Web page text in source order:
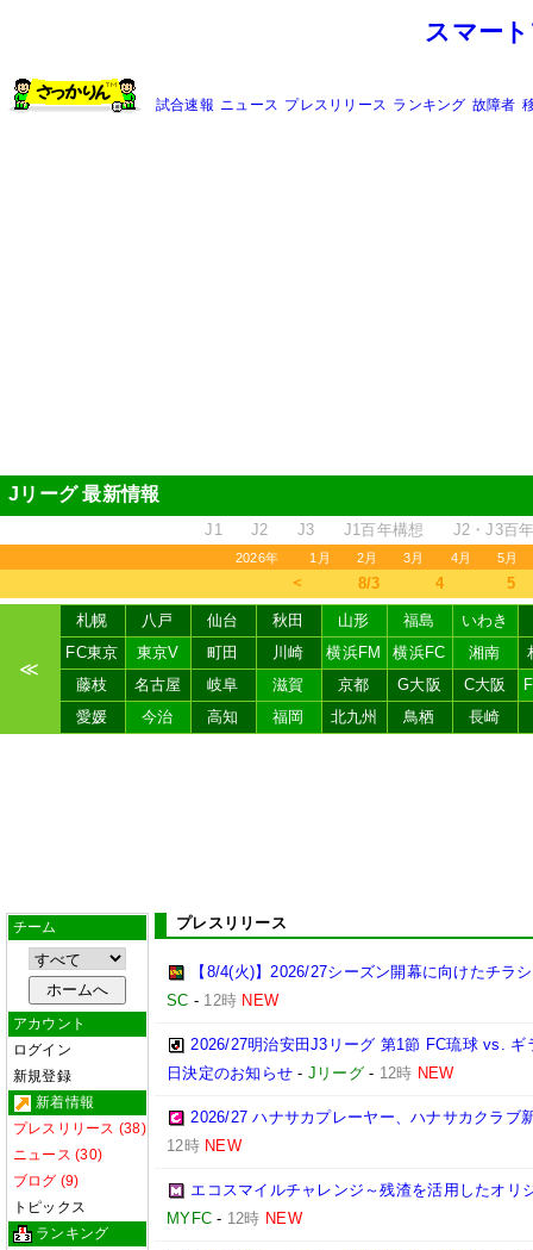
スマー
試合速報 ニュース プレスリリース ランキング 故障者
Jリーグ 最新情報
J1 J2 J3 J1百年構想 J2・J3百
2026年 1月 2月 3月 4月 5月
＜ 8/3 4 5
≪
札幌 八戸 仙台 秋田 山形 福島
いわき
FC東京
東京V 町田 川崎 横浜FM 横浜FC 湘南
藤枝
名古屋 岐阜 滋賀 京都 G大阪 C大阪
愛媛
今治 高知 福岡 北九州 鳥栖 長崎
チーム
アカウント
ログイン
新規登録
新着情報
プレスリリース (38)
ニュース (30)
ブログ (9)
トピックス
ランキング
プレスリリース
【8/4(火)】2026/27シーズン開幕に向けたチラ
SC - 12時 NEW
2026/27明治安田J3リーグ 第1節 FC琉球 vs.
日決定のお知らせ - Jリーグ - 12時 NEW
2026/27 ハナサカプレーヤー、ハナサカクラブ
12時 NEW
エコスマイルチャレンジ～残渣を活用したオリ
MYFC - 12時 NEW